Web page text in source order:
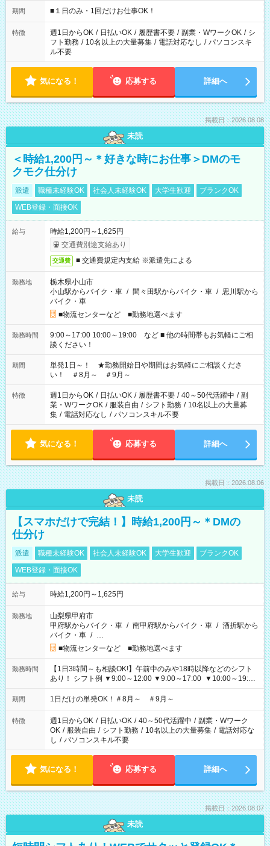
げるお仕事も！ ご希望のお時間に合わせてご紹介！ ※シフトは
ください！
期間 ■１日のみ・1回だけお仕事OK！
特徴 週1日からOK / 日払いOK / 履歴書不要 / 副業・WワークOK / シ
フト勤務 / 10名以上の大量募集 / 電話対応なし / パソコンスキ
ル不要
気になる！ 応募する 詳細へ
掲載日：2026.08.08
未読
＜時給1,200円～＊好きな時にお仕事＞DMのモ
クモク仕分け
派遣 職種未経験OK 社会人未経験OK 大学生歓迎
ブランクOK
WEB登録・面接OK
給与
時給1,200円～1,625円
交通費別途支給あり
交通費 ■ 交通費規定内支給 ※派遣先による
勤務地
栃木県小山市
小山駅からバイク・車 / 間々田駅からバイク・車 / 思川駅から
バイク・車
■物流センターなど ■勤務地選べます
勤務時間
9:00～17:00 10:00～19:00 など ■ 他の時間帯もお気軽にご相
談ください！
期間
単発1日～！ ★勤務開始日や期間はお気軽にご相談くださ
い！ ＃8月～ ＃9月～
特徴 週1日からOK / 日払いOK / 履歴書不要 / 40～50代活躍中 / 副
業・WワークOK / 服装自由 / シフト勤務 / 10名以上の大量募
集 / 電話対応なし / パソコンスキル不要
気になる！ 応募する 詳細へ
掲載日：2026.08.06
未読
【スマホだけで完結！】時給1,200円～＊DMの
仕分け
派遣 職種未経験OK 社会人未経験OK 大学生歓迎
ブランクOK
WEB登録・面接OK
給与 時給1,200円～1,625円
勤務地
山梨県甲府市
甲府駅からバイク・車 / 南甲府駅からバイク・車 / 酒折駅から
バイク・車 / …
■物流センターなど ■勤務地選べます
勤務時間
【1日3時間～も相談OK!】午前中のみや18時以降などのシフト
あり！ シフト例 ▼9:00～12:00 ▼9:00～17:00 ▼10:00～19:00
▼18:00～21:00
期間 1日だけの単発OK！＃8月～ ＃9月～
特徴 週1日からOK / 日払いOK / 40～50代活躍中 / 副業・Wワーク
OK / 服装自由 / シフト勤務 / 10名以上の大量募集 / 電話対応な
し / パソコンスキル不要
気になる！ 応募する 詳細へ
掲載日：2026.08.07
未読